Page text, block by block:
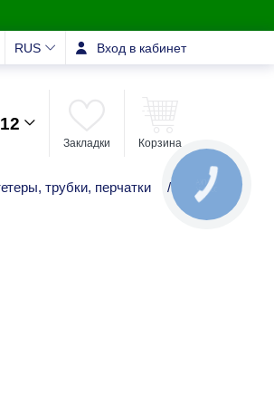
RUS Вход в кабинет
Закладки Корзина
трубки, перчатки
/
КНОПКА
ЗВ'ЯЗКУ